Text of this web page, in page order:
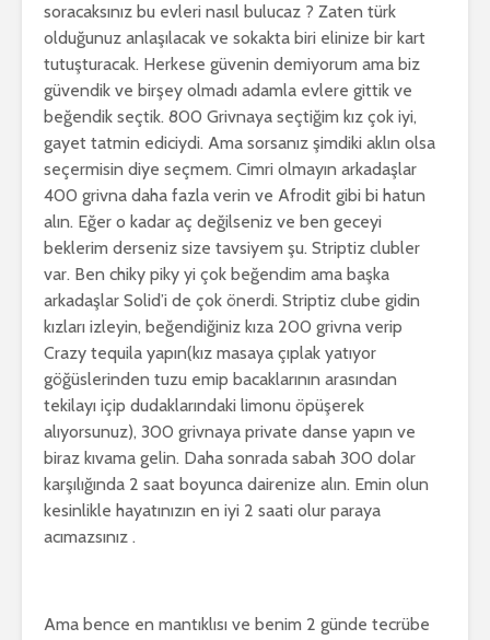
soracaksınız bu evleri nasıl bulucaz ? Zaten türk
olduğunuz anlaşılacak ve sokakta biri elinize bir kart
tutuşturacak. Herkese güvenin demiyorum ama biz
güvendik ve birşey olmadı adamla evlere gittik ve
beğendik seçtik. 800 Grivnaya seçtiğim kız çok iyi,
gayet tatmin ediciydi. Ama sorsanız şimdiki aklın olsa
seçermisin diye seçmem. Cimri olmayın arkadaşlar
400 grivna daha fazla verin ve Afrodit gibi bi hatun
alın. Eğer o kadar aç değilseniz ve ben geceyi
beklerim derseniz size tavsiyem şu. Striptiz clubler
var. Ben chiky piky yi çok beğendim ama başka
arkadaşlar Solid’i de çok önerdi. Striptiz clube gidin
kızları izleyin, beğendiğiniz kıza 200 grivna verip
Crazy tequila yapın(kız masaya çıplak yatıyor
göğüslerinden tuzu emip bacaklarının arasından
tekilayı içip dudaklarındaki limonu öpüşerek
alıyorsunuz), 300 grivnaya private danse yapın ve
biraz kıvama gelin. Daha sonrada sabah 300 dolar
karşılığında 2 saat boyunca dairenize alın. Emin olun
kesinlikle hayatınızın en iyi 2 saati olur paraya
acımazsınız .
Ama bence en mantıklısı ve benim 2 günde tecrübe